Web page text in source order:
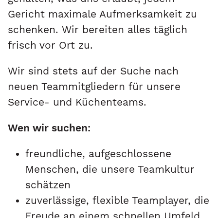
Gericht maximale Aufmerksamkeit zu
schenken. Wir bereiten alles täglich
frisch vor Ort zu.
Wir sind stets auf der Suche nach
neuen Teammitgliedern für unsere
Service- und Küchenteams.
Wen wir suchen:
freundliche, aufgeschlossene
Menschen, die unsere Teamkultur
schätzen
zuverlässige, flexible Teamplayer, die